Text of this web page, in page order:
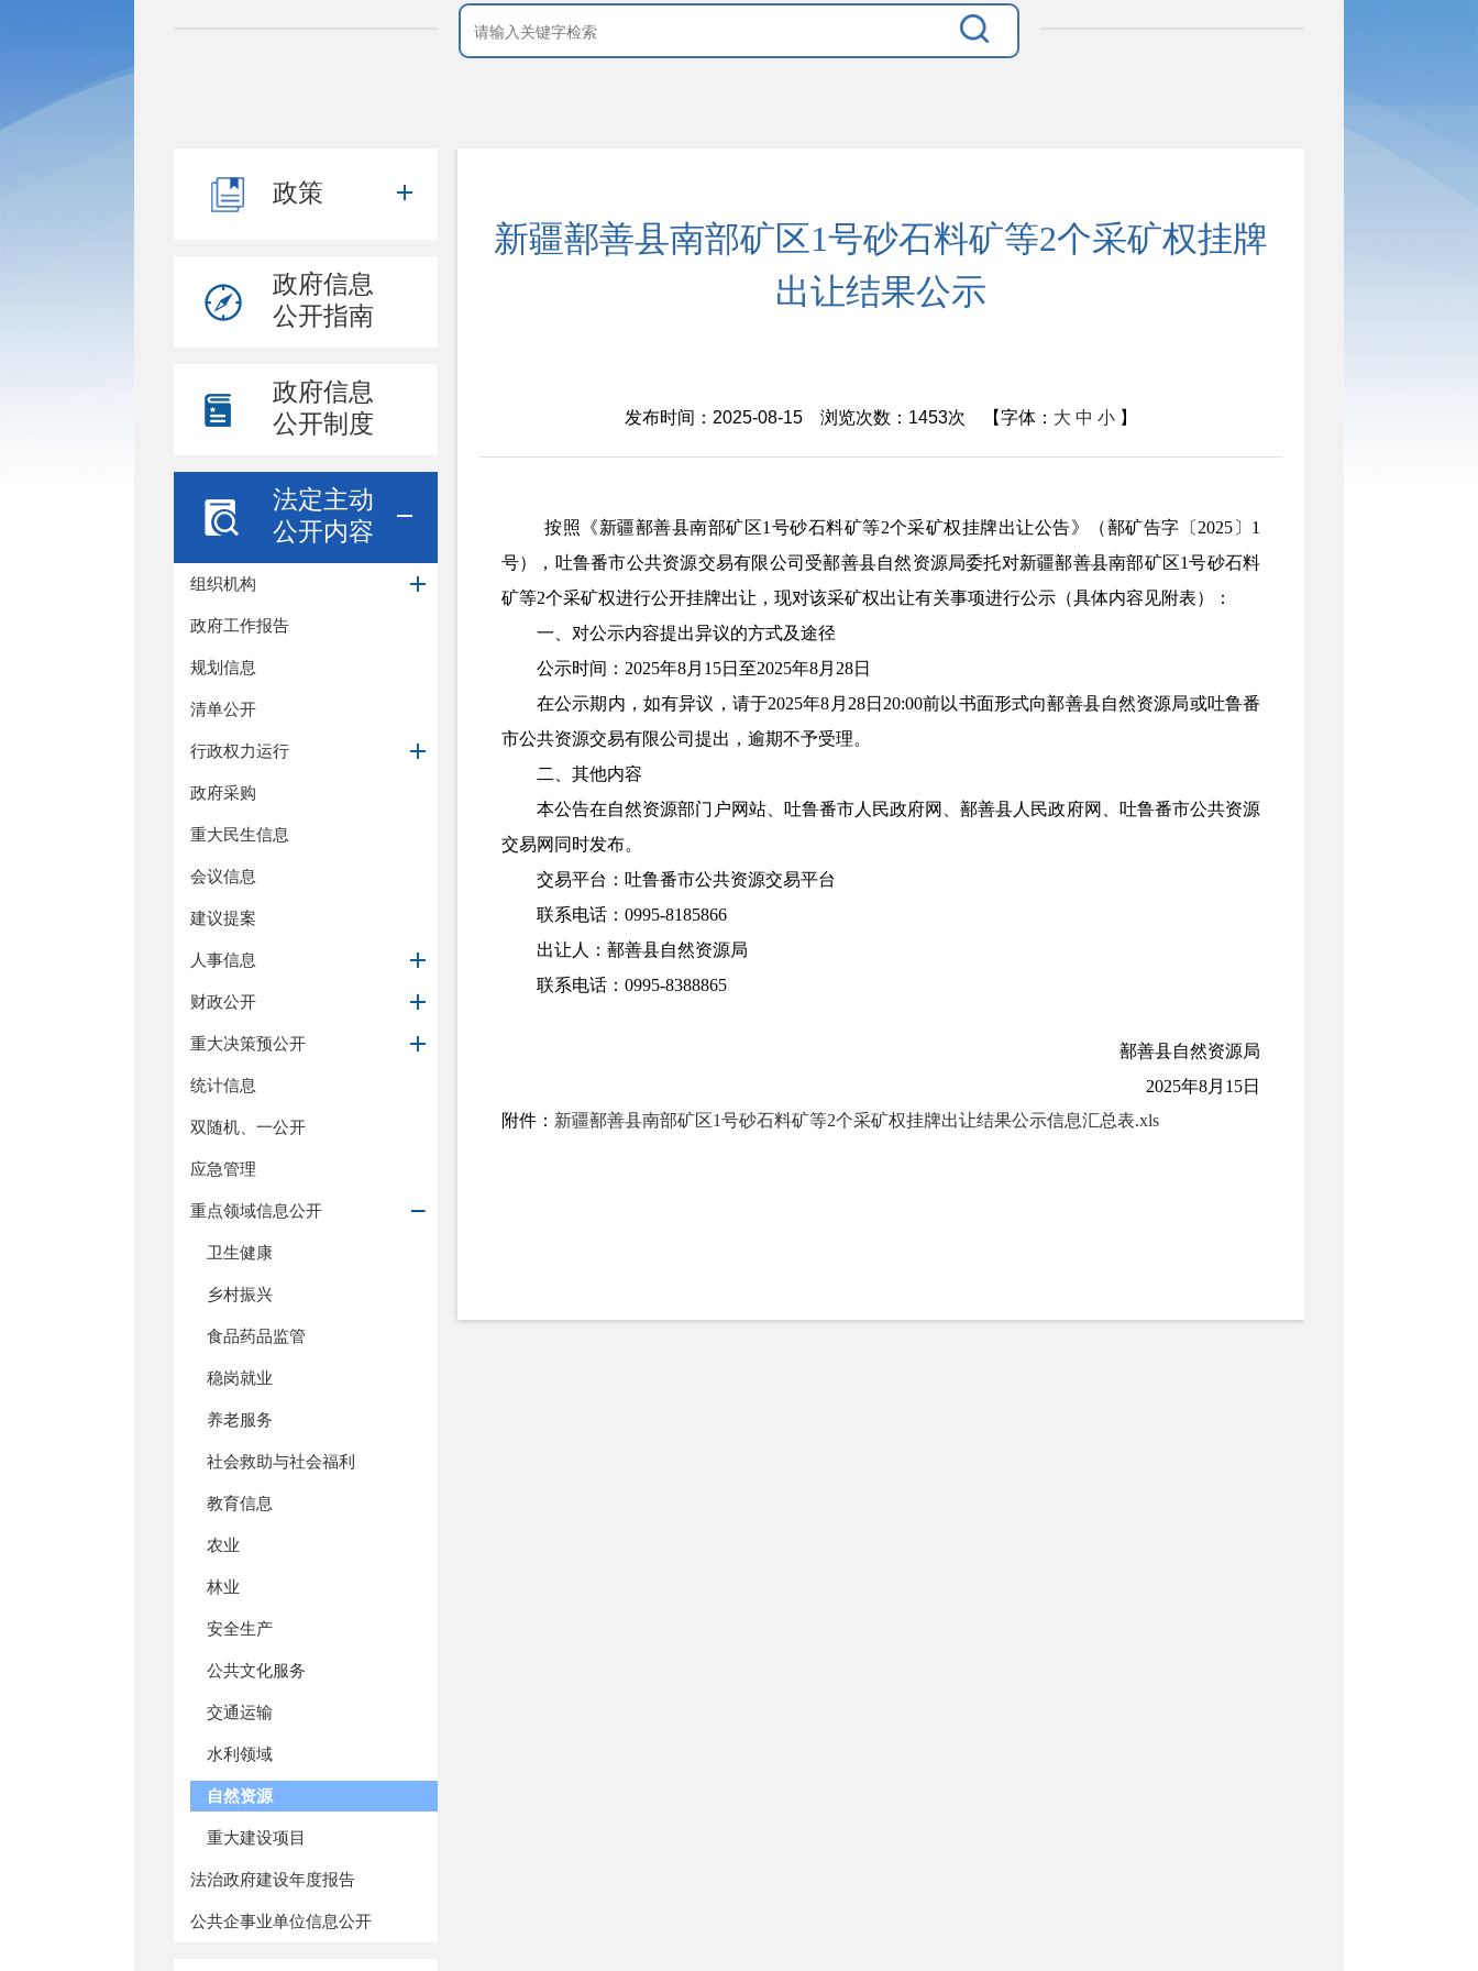
政策
政府信息
公开指南
政府信息
公开制度
法定主动
公开内容
组织机构
政府工作报告
规划信息
清单公开
行政权力运行
政府采购
重大民生信息
会议信息
建议提案
人事信息
财政公开
重大决策预公开
统计信息
双随机、一公开
应急管理
重点领域信息公开
卫生健康
乡村振兴
食品药品监管
稳岗就业
养老服务
社会救助与社会福利
教育信息
农业
林业
安全生产
公共文化服务
交通运输
水利领域
自然资源
重大建设项目
法治政府建设年度报告
公共企事业单位信息公开
新疆鄯善县南部矿区1号砂石料矿等2个采矿权挂牌
出让结果公示
发布时间：2025-08-15 浏览次数： 1453次 【字体： 大 中 小 】
按照《新疆鄯善县南部矿区1号砂石料矿等2个采矿权挂牌出让公告》 （鄯矿告字〔 2025〕1
号）
， 吐鲁番市公共资源交易有限公司 受鄯善县自然资源局委托对新疆鄯善县南部矿区1号砂石料
矿等2个采矿权进行公开挂牌出让，现对该采矿权出让有关事项进行公示（具体内容 见附表）：
一、对公示内容提出异议的方式及途径
公示时间： 2025年8月 15日至2025年8月 28日
在公示期内，如有异议，请于2025年8 月 28日 20:00前以书面形式向鄯善县自然资源局或吐鲁番
市公共资源交易有限公司 提出，逾期不予受理。
二、其他内容
本公告在自然资源部门户网站、吐鲁番市人民政府网、鄯善县人民政府网
吐鲁番市公共资源
交易网同时发布。
交易平台：吐鲁番市公共资源交易平台
联系电话： 0995-8185866
出让人： 鄯善县自然资源局
联系电话： 0995-8388865
鄯善县自然资源局
2025年8月 15日
附件： 新疆鄯善县南部矿区1号砂石料矿等2个采矿权挂牌出让结果公示信息汇总表.xls